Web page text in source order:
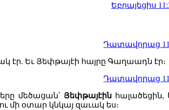
Եբրայեցիս
Դատավորաց
էր. Եւ Յեփթայէի հայրը Գաղաադն էր։
Դատավորաց
մեծացան՝ Յեփթայէինհալածեցին,
մի օտար կնկայ զաւակ ես։